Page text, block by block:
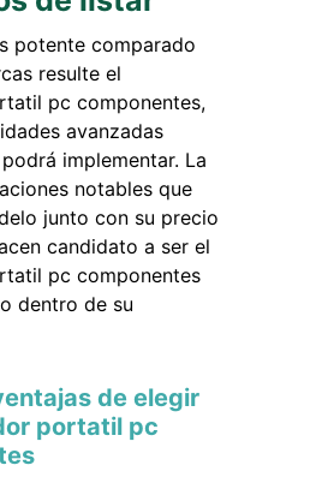
potente comparado
resulte el
pc componentes,
avanzadas
implementar. La
notables que
junto con su precio
candidato a ser el
pc componentes
dentro de su
de elegir
portatil pc